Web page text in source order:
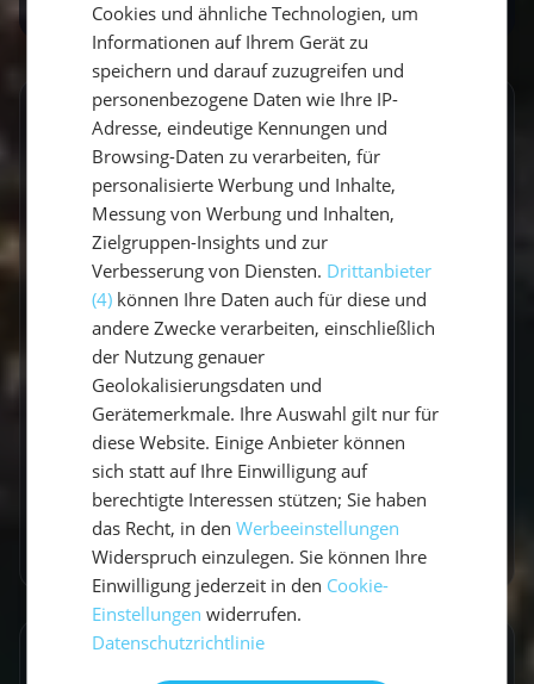
GESCHRIEBEN VON
Vicci
Travel Explorerin
Vicci schreibt über Segelabenteuer,
Küstenorte und Reisen abseits der üblichen
Routen. Mit einem Gespür für besondere
Momente verbindet sie Explorer-Spirit mit
praktischen Travel-Tipps.
Zum Autorenprofil →
Cookies und ähnliche Technologien, um
Informationen auf Ihrem Gerät zu
speichern und darauf zuzugreifen und
personenbezogene Daten wie Ihre IP-
Adresse, eindeutige Kennungen und
Browsing-Daten zu verarbeiten, für
personalisierte Werbung und Inhalte,
Messung von Werbung und Inhalten,
Zielgruppen-Insights und zur
Verbesserung von Diensten. Drittanbieter
(4) können Ihre Daten auch für diese und
andere Zwecke verarbeiten, einschließlich
der Nutzung genauer
Geolokalisierungsdaten und
Gerätemerkmale. Ihre Auswahl gilt nur für
diese Website. Einige Anbieter können
sich statt auf Ihre Einwilligung auf
berechtigte Interessen stützen; Sie haben
das Recht, in denWerbeeinstellungen
Widerspruch einzulegen. Sie können Ihre
Einwilligung jederzeit in den Cookie-
Einstellungen widerrufen.
Datenschutzrichtlinie